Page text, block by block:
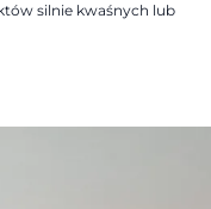
silnie kwaśnych lub